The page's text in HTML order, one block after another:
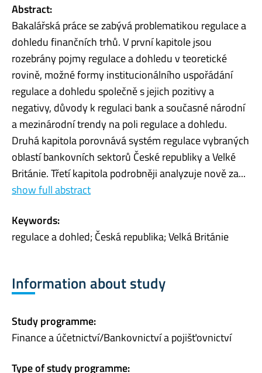
Abstract:
Bakalářská práce se zabývá problematikou regulace a
dohledu finančních trhů. V první kapitole jsou
rozebrány pojmy regulace a dohledu v teoretické
rovině, možné formy institucionálního uspořádání
regulace a dohledu společně s jejich pozitivy a
negativy, důvody k regulaci bank a současné národní
a mezinárodní trendy na poli regulace a dohledu.
Druhá kapitola porovnává systém regulace vybraných
oblastí bankovních sektorů České republiky a Velké
Británie. Třetí kapitola podrobněji analyzuje nově za...
show full abstract
Keywords:
regulace a dohled; Česká republika; Velká Británie
Information about study
Study programme:
Finance a účetnictví/Bankovnictví a pojišťovnictví
Type of study programme: